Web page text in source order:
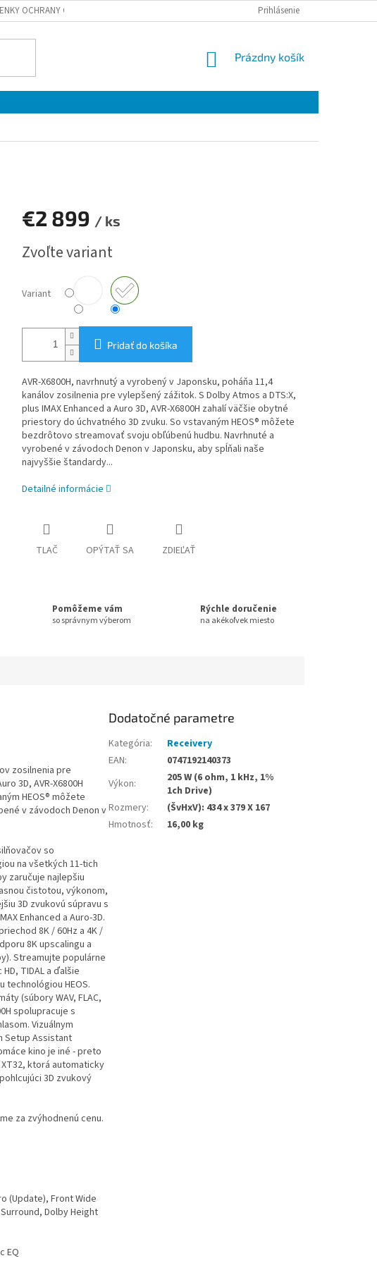
OCHRANY OSOBNÝCH ÚDAJOV Prihlásenie
NÁKUPNÝ
Prázdny košík
€2 899 / ks
cena:
Zvoľte variant
Variant
Pridať do košíka
AVR-X6800H, navrhnutý a vyrobený v Japonsku, poháňa 11,4
kanálov zosilnenia pre vylepšený zážitok. S Dolby Atmos a DTS:X,
plus IMAX Enhanced a Auro 3D, AVR-X6800H zahalí väčšie obytné
priestory do úchvatného 3D zvuku. So vstavaným HEOS® môžete
bezdrôtovo streamovať svoju obľúbenú hudbu. Navrhnuté a
vyrobené v závodoch Denon v Japonsku, aby spĺňali naše
najvyššie štandardy...
Detailné informácie
TLAČ OPÝTAŤ SA ZDIEĽAŤ
Pomôžeme vám
so správnym výberom
Rýchle doručenie
na akékoľvek miesto
zosilnenia pre
3D, AVR-X6800H
HEOS® môžete
v závodoch Denon v
so
na všetkých 11-tich
zaručuje najlepšiu
čistotou, výkonom,
3D zvukovú súpravu s
Enhanced a Auro-3D.
8K / 60Hz a 4K /
8K upscalingu a
Streamujte populárne
TIDAL a ďalšie
technológiou HEOS.
(súbory WAV, FLAC,
spolupracuje s
Vizuálnym
Setup Assistant
kino je iné - preto
ktorá automaticky
3D zvukový
za zvýhodnenú cenu.
(Update), Front Wide
Dolby Height
EQ
Dodatočné parametre
Kategória:
Receivery
EAN:
0747192140373
Výkon:
205 W (6 ohm, 1 kHz, 1%
1ch Drive)
Rozmery:
(ŠvHxV): 434 x 379 X 167
Hmotnosť: 16,00 kg